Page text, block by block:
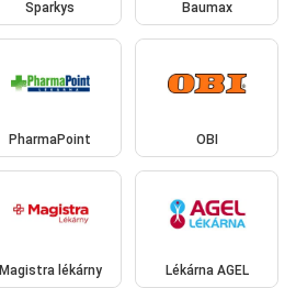
Sparkys Baumax
PharmaPoint OBI
Magistra lékárny Lékárna AGEL